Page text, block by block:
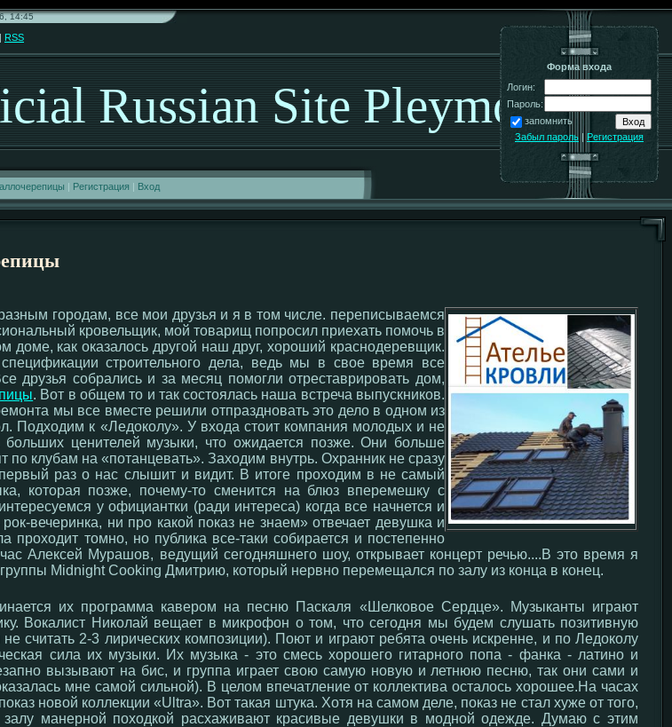
14:45
| RSS
Russian Site Pleymo!
| Регистрация | Вход
Форма входа
Логин:
Пароль:
запомнить
Забыл пароль | Регистрация
городам, все мои друзья и я в том числе. переписываемся
кровельщик, мой товарищ попросил приехать помочь в
доме, как оказалось другой наш друг, хороший краснодеревщик.
строительного дела, ведь мы в свое время все
друзья собрались и за месяц помогли отреставрировать дом,
. Вот в общем то и так состоялась наша встреча выпускников.
мы все вместе решили отпраздновать это дело в одном из
Подходим к «Ледоколу». У входа стоит компания молодых и не
ценителей музыки, что ожидается позже. Они больше
по клубам на «потанцевать». Заходим внутрь. Охранник не сразу
первый раз о нас слышит и видит. В итоге проходим в не самый
которая позже, почему-то сменится на блюз вперемешку с
у официантки (ради интереса) когда все начнется и
вечеринка, ни про какой показ не знаем» отвечает девушка и
проходит томно, но публика все-таки собирается и постепенно
Алексей Мурашов, ведущий сегодняшнего шоу, открывает концерт речью....В это время я
Midnight Cooking Дмитрию, который нервно перемещался по залу из конца в конец.
их программа кавером на песню Паскаля «Шелковое Сердце». Музыканты играют
Вокалист Николай вещает в микрофон о том, что сегодня мы будем слушать позитивную
считать 2-3 лирических композиции). Поют и играют ребята очень искренне, и по Ледоколу
сила их музыки. Их музыка - это смесь хорошего гитарного попа - фанка - латино и
вызывают на бис, и группа играет свою самую новую и летнюю песню, так они сами и
мне самой сильной). В целом впечатление от коллектива осталось хорошее.На часах
новой коллекции «Ultra». Вот такая штука. Хотя на самом деле, показ не стал хуже от того,
залу манерной походкой расхаживают красивые девушки в модной одежде. Думаю с этим